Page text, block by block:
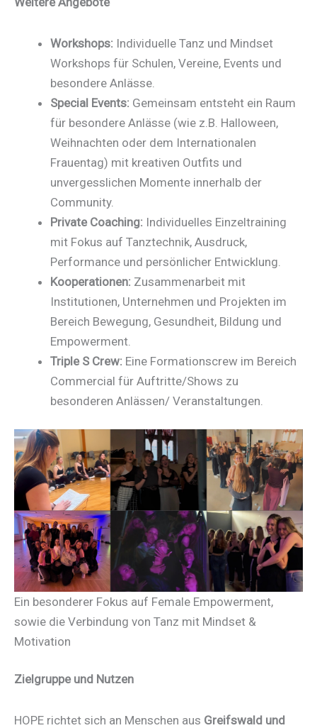
Workshops: Individuelle Tanz und Mindset
Workshops für Schulen, Vereine, Events und
besondere Anlässe.
Special Events: Gemeinsam entsteht ein Raum
für besondere Anlässe (wie z.B. Halloween,
Weihnachten oder dem Internationalen
Frauentag) mit kreativen Outfits und
unvergesslichen Momente innerhalb der
Community.
Private Coaching: Individuelles Einzeltraining
mit Fokus auf Tanztechnik, Ausdruck,
Performance und persönlicher Entwicklung.
Kooperationen: Zusammenarbeit mit
Institutionen, Unternehmen und Projekten im
Bereich Bewegung, Gesundheit, Bildung und
Empowerment.
Triple S Crew: Eine Formationscrew im Bereich
Commercial für Auftritte/Shows zu
besonderen Anlässen/ Veranstaltungen.
Ein besonderer Fokus auf Female Empowerment,
sowie die Verbindung von Tanz mit Mindset &
Motivation
Zielgruppe und Nutzen
HOPE richtet sich an Menschen aus Greifswald und